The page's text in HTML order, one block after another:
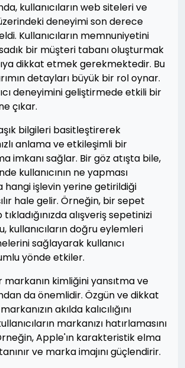
kullanıcıların web siteleri ve
deneyimi son derece
Kullanıcıların memnuniyetini
bir müşteri tabanı oluşturmak
dikkat etmek gerekmektedir. Bu
detayları büyük bir rol oynar.
deneyimini geliştirmede etkili bir
çıkar.
bilgileri basitleştirerek
anlama ve etkileşimli bir
imkanı sağlar. Bir göz atışta bile,
kullanıcının ne yapması
hangi işlevin yerine getirildiği
hale gelir. Örneğin, bir sepet
alışveriş sepetinizi
kullanıcıların doğru eylemleri
sağlayarak kullanıcı
yönde etkiler.
markanın kimliğini yansıtma ve
da önemlidir. Özgün ve dikkat
akılda kalıcılığını
markanızı hatırlamasını
Apple'ın karakteristik elma
ve marka imajını güçlendirir.